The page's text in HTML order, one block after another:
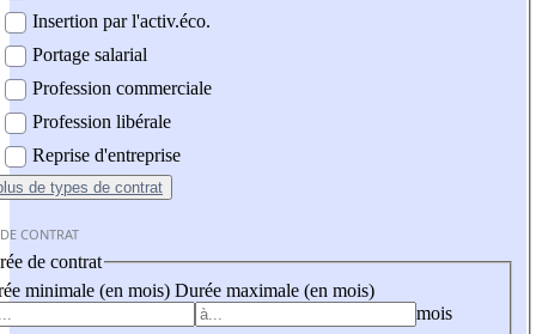
Insertion par l'activ.éco.
Portage salarial
Profession commerciale
Profession libérale
Reprise d'entreprise
de types de contrat
CONTRAT
de contrat
minimale (en mois) Durée maximale (en mois)
mois